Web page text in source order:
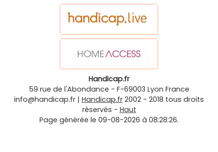
Handicap.fr
59 rue de l'Abondance - F-69003 Lyon France
info@handicap.fr | Handicap.fr 2002 - 2018 tous droits
réservés - Haut
Page générée le 09-08-2026 à 08:28:26.